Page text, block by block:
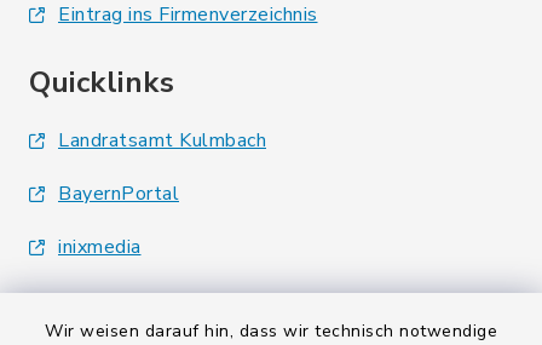
Wir weisen darauf hin, dass wir technisch notwendige
Eintrag ins Firmenverzeichnis
Quicklinks
Landratsamt Kulmbach
BayernPortal
inixmedia